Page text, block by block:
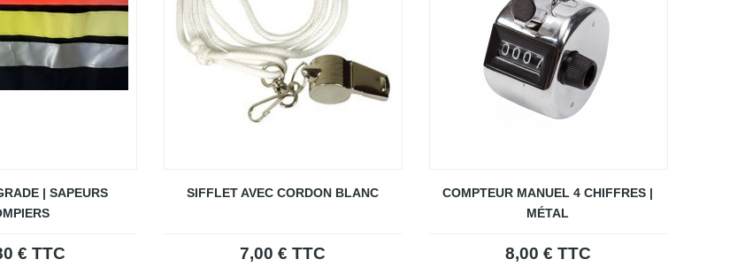
| SAPEURS
€ TTC
SIFFLET AVEC CORDON BLANC
7,00 € TTC
COMPTEUR MANUEL 4 CHIFFRES |
MÉTAL
8,00 € TTC